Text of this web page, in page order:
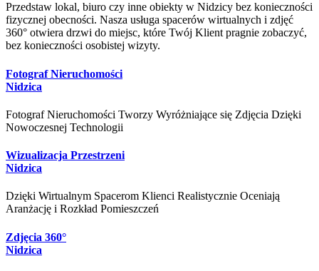
Przedstaw lokal, biuro czy inne obiekty w Nidzicy bez konieczności
fizycznej obecności. Nasza usługa spacerów wirtualnych i zdjęć
360° otwiera drzwi do miejsc, które Twój Klient pragnie zobaczyć,
bez konieczności osobistej wizyty.
Fotograf Nieruchomości
Nidzica
Fotograf Nieruchomości Tworzy Wyróżniające się Zdjęcia Dzięki
Nowoczesnej Technologii
Wizualizacja Przestrzeni
Nidzica
Dzięki Wirtualnym Spacerom Klienci Realistycznie Oceniają
Aranżację i Rozkład Pomieszczeń
Zdjęcia 360°
Nidzica